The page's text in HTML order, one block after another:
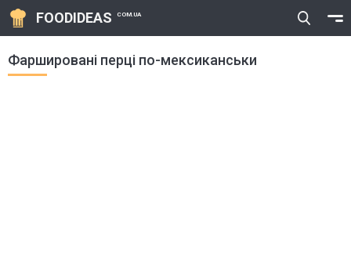
FOODIDEAS COM.UA
Фаршировані перці по-мексиканськи